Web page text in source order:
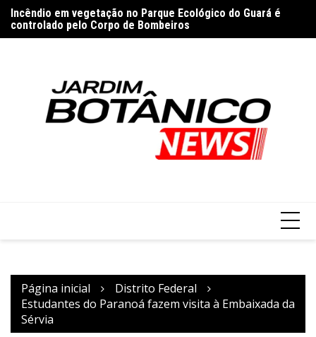
para
o
Incêndio em vegetação no Parque Ecológico do Guará é
controlado pelo Corpo de Bombeiros
Página inicial
Distrito Federal
Estudantes do Paranoá fazem visita à Embaixada da
Sérvia